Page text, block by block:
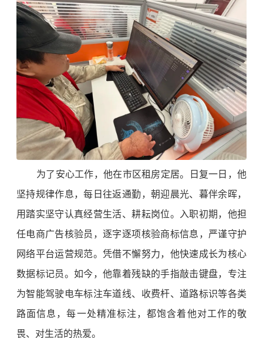
为了安心工作，他在市区租房定居。日复一日，他
坚持规律作息，每日往返通勤，朝迎晨光、暮伴余晖，
用踏实坚守认真经营生活、耕耘岗位。入职初期，他担
任电商广告核验员，逐字逐项核验商标信息，严谨守护
网络平台运营规范。凭借不懈努力，他快速成长为核心
数据标记员。如今，他靠着残缺的手指敲击键盘，专注
为智能驾驶电车标注车道线、收费杆、道路标识等各类
路面信息，每一处精准标注，都饱含着他对工作的敬
畏、对生活的热爱。